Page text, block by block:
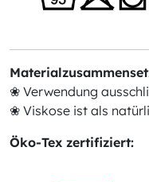
❀ Verwendung
❀ Viskose ist als
Öko-Tex zertifiziert: